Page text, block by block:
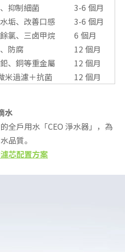
抑制細菌
3-6 個月
垢、改善口感
3-6 個月
氯、三卤甲烷
6 個月
防腐
12 個月
、銅等重金屬
12 個月
米過濾＋抗菌 12 個月
水
全戶用水「CEO 淨水器」，為
品質。
芯配置方案